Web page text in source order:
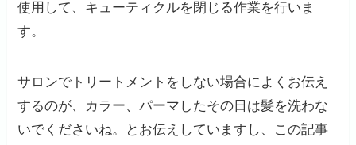
使用して、キューティクルを閉じる作業を行いま
す。
サロンでトリートメントをしない場合によくお伝え
するのが、カラー、パーマしたその日は髪を洗わな
いでくださいね。とお伝えしていますし、この記事